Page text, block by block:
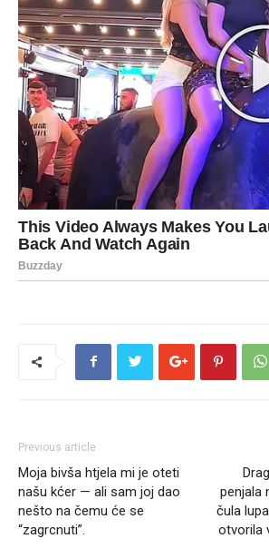
Previous article
Moja bivša htjela mi je oteti
našu kćer — ali sam joj dao
nešto na čemu će se
“zagrcnuti”.
penjala
čula
otvorila